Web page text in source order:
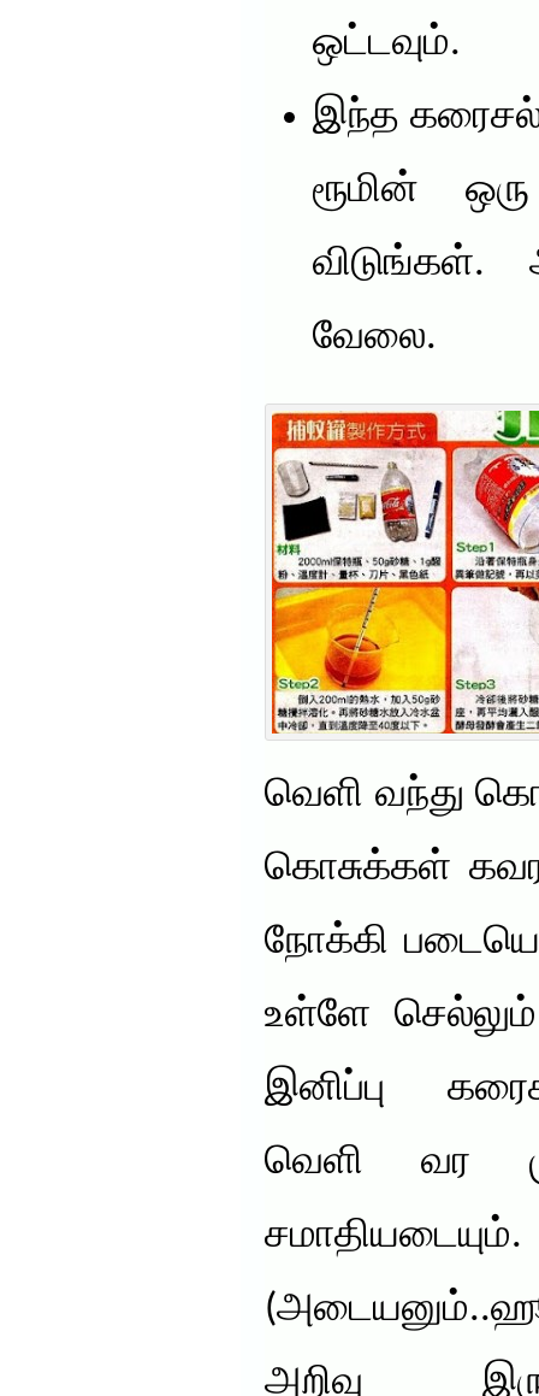
ஒட்டவும்.
இந்த கரைசல்
ரூமின்
வேலை.
வெளி வந்து
கொசுக்கள்
நோக்கி
உள்ளே
இனிப்பு
வெளி வர
சமாதியடையும்.
அறிவு